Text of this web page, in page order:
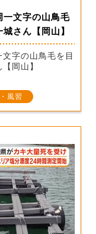
文字の山鳥毛
さん【岡山】
字の山鳥毛を目
岡山】
風習